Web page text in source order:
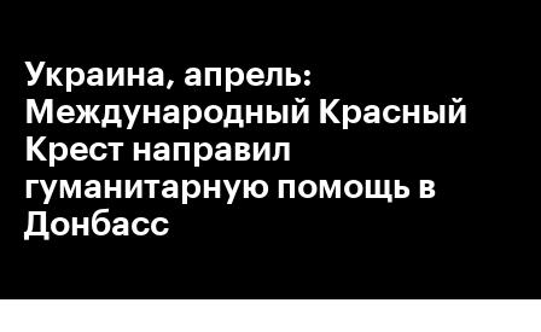
Украина, апрель:
Международный Красный
Крест направил
гуманитарную помощь в
Донбасс